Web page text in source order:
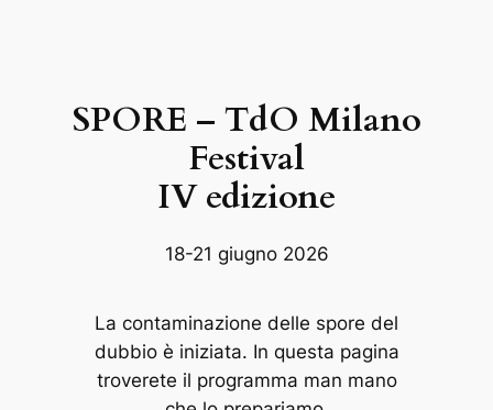
SPORE – TdO Milano
Festival
IV edizione
18-21 giugno 2026
La contaminazione delle spore del
dubbio è iniziata. In questa pagina
troverete il programma man mano